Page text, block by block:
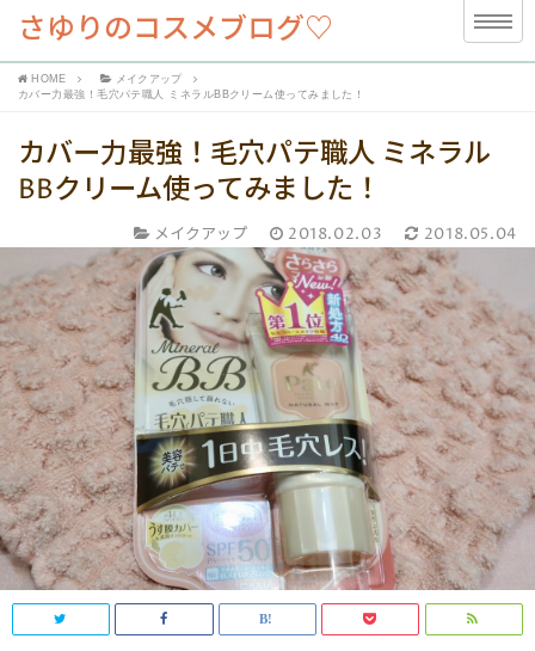
さゆりのコスメブログ♡
HOME
メイクアップ
カバー力最強！毛穴パテ職人 ミネラルBBクリーム使ってみました！
カバー力最強！毛穴パテ職人 ミネラル
BBクリーム使ってみました！
メイクアップ 2018.02.03 2018.05.04